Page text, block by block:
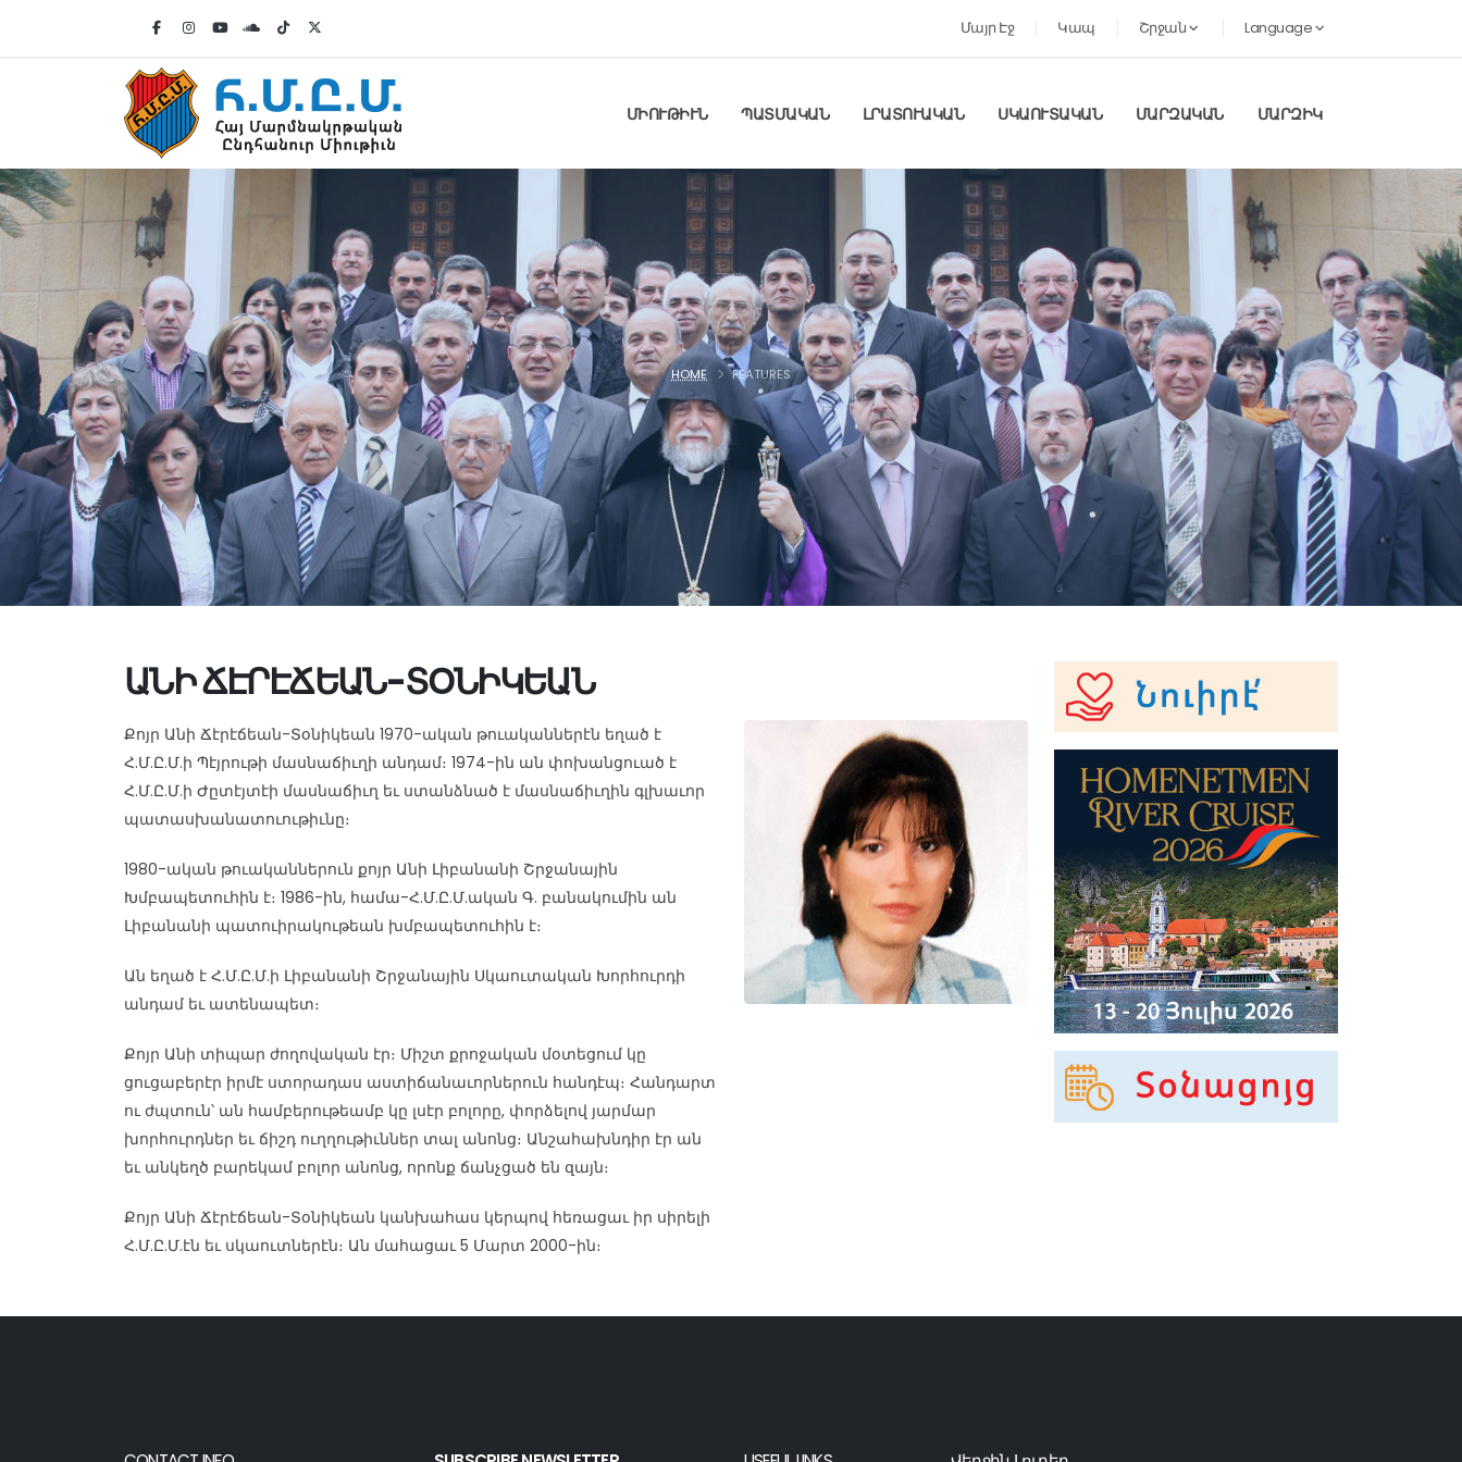
Մայր Էջ Կապ Շրջան Language
ՄԻՈՒԹԻՒՆ ՊԱՏՄԱԿԱՆ ԼՐԱՏՈՒԱԿԱՆ ՍԿԱՈՒՏԱԿԱՆ ՄԱՐԶԱԿԱՆ ՄԱՐԶԻԿ
HOME FEATURES
ԱՆԻ ՃԷՐԷՃԵԱՆ-ՏՕՆԻԿԵԱՆ
Քոյր Անի Ճէրէճեան-Տօնիկեան 1970-ական թուականներէն եղած է
Հ.Մ.Ը.Մ.ի Պէյրութի մասնաճիւղի անդամ։ 1974-ին ան փոխանցուած է
Հ.Մ.Ը.Մ.ի Ժըտէյտէի մասնաճիւղ եւ ստանձնած է մասնաճիւղին գլխաւոր
պատասխանատուութիւնը։
1980-ական թուականներուն քոյր Անի Լիբանանի Շրջանային
Խմբապետուհին է։ 1986-ին, համա-Հ.Մ.Ը.Մ.ական Գ. բանակումին ան
Լիբանանի պատուիրակութեան խմբապետուհին է։
Ան եղած է Հ.Մ.Ը.Մ.ի Լիբանանի Շրջանային Սկաուտական Խորհուրդի
անդամ եւ ատենապետ։
Քոյր Անի տիպար ժողովական էր։ Միշտ քրոջական մօտեցում կը
ցուցաբերէր իրմէ ստորադաս աստիճանաւորներուն հանդէպ։ Հանդարտ
ու ժպտուն՝ ան համբերութեամբ կը լսէր բոլորը, փորձելով յարմար
խորհուրդներ եւ ճիշդ ուղղութիւններ տալ անոնց։ Անշահախնդիր էր ան
եւ անկեղծ բարեկամ բոլոր անոնց, որոնք ճանչցած են զայն։
Քոյր Անի Ճէրէճեան-Տօնիկեան կանխահաս կերպով հեռացաւ իր սիրելի
Հ.Մ.Ը.Մ.էն եւ սկաուտներէն։ Ան մահացաւ 5 Մարտ 2000-ին։